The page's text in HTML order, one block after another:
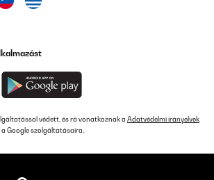
védett, és rá vonatkoznak a Adatvédelmi irányelvek
a Google szolgáltatásaira.